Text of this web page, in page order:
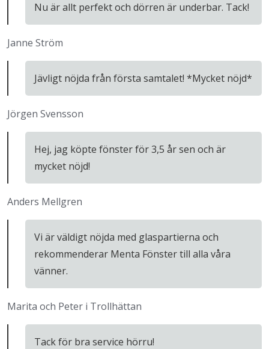
Nu är allt perfekt och dörren är underbar. Tack!
Janne Ström
Jävligt nöjda från första samtalet! *Mycket nöjd*
Jörgen Svensson
Hej, jag köpte fönster för 3,5 år sen och är
mycket nöjd!
Anders Mellgren
Vi är väldigt nöjda med glaspartierna och
rekommenderar Menta Fönster till alla våra
vänner.
Marita och Peter i Trollhättan
Tack för bra service hörru!